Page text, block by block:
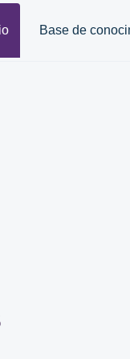
Base de